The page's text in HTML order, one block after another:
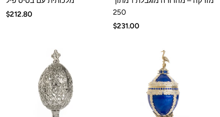
250
מחיר
$231.00
מחיר
$212.80